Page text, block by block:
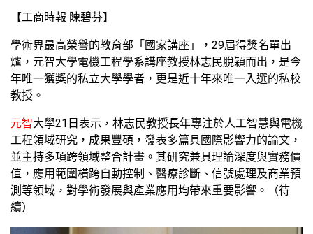
【工商時報 陳碧芬】
學術界最高榮譽的教育部「國家講座」，29屆得獎名單出
爐，元智大學電機工程學系講座教授林志民脫穎而出，是今
年唯一獲獎的私立大學學者，更是近十年來唯一入選的私校
教授。
元智大學21日表示，林志民教授長年專注於人工智慧與電機
工程領域研究，成果豐碩，發表多篇具國際影響力的論文，
並主持多項跨領域整合計畫。其研究兼具理論深度與實務價
值，應用範圍橫跨自動控制、醫療診斷、信號處理及商業預
測等領域，對學術發展與產業應用均帶來重要影響。（待
續）